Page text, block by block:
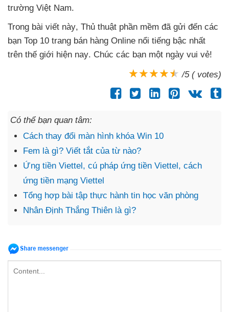
trường Việt Nam.
Trong bài viết này, Thủ thuật phần mềm đã gửi đến các
bạn Top 10 trang bán hàng Online nổi tiếng bậc nhất
trên thế giới hiện nay. Chúc các bạn một ngày vui vẻ!
/5 ( votes)
Có thể bạn quan tâm:
Cách thay đổi màn hình khóa Win 10
Fem là gì? Viết tắt của từ nào?
Ứng tiền Viettel, cú pháp ứng tiền Viettel, cách
ứng tiền mạng Viettel
Tổng hợp bài tập thực hành tin học văn phòng
Nhân Định Thắng Thiên là gì?